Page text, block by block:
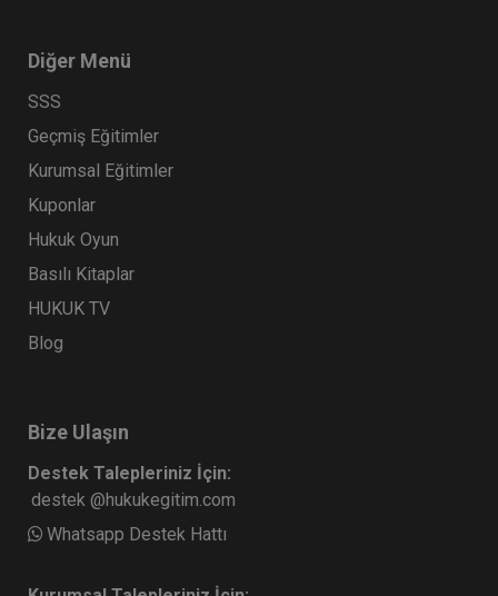
Diğer Menü
SSS
Geçmiş Eğitimler
Kurumsal Eğitimler
Kuponlar
Hukuk Oyun
Basılı Kitaplar
HUKUK TV
Blog
Bize Ulaşın
Destek Talepleriniz İçin:
destek @hukukegitim.com
Whatsapp Destek Hattı